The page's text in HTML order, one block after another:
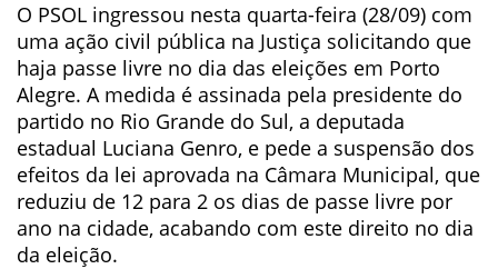
O PSOL ingressou nesta quarta-feira (28/09) com
uma ação civil pública na Justiça solicitando que
haja passe livre no dia das eleições em Porto
Alegre. A medida é assinada pela presidente do
partido no Rio Grande do Sul, a deputada
estadual Luciana Genro, e pede a suspensão dos
efeitos da lei aprovada na Câmara Municipal, que
reduziu de 12 para 2 os dias de passe livre por
ano na cidade, acabando com este direito no dia
da eleição.